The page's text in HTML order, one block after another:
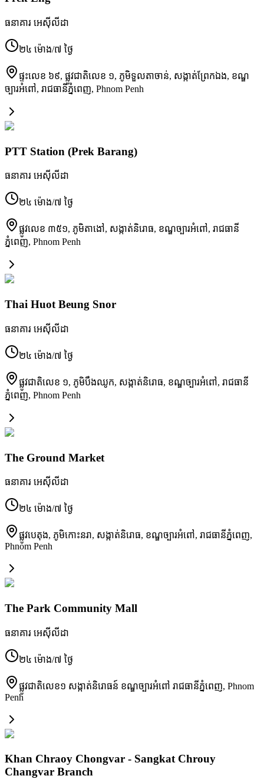
ធនាគារ អេស៊ីលីដា
២៤ ម៉ោង/៧ ថ្ងៃ
ផ្ទះលេខ ៦៩, ផ្លូវជាតិលេខ ១, ភូមិទួលតាចាន់, សង្កាត់ព្រែកឯង, ខណ្ឌ
ច្បារអំពៅ, រាជធានីភ្នំពេញ, Phnom Penh
PTT Station (Prek Barang)
ធនាគារ អេស៊ីលីដា
២៤ ម៉ោង/៧ ថ្ងៃ
ផ្លូវលេខ ៣៥១, ភូមិតាងៅ, សង្កាត់និរោធ, ខណ្ឌច្បារអំពៅ, រាជធានី
ភ្នំពេញ, Phnom Penh
Thai Huot Beung Snor
ធនាគារ អេស៊ីលីដា
២៤ ម៉ោង/៧ ថ្ងៃ
ផ្លូវជាតិលេខ ១, ភូមិបឹងឈូក, សង្កាត់និរោធ, ខណ្ឌច្បារអំពៅ, រាជធានី
ភ្នំពេញ, Phnom Penh
The Ground Market
ធនាគារ អេស៊ីលីដា
២៤ ម៉ោង/៧ ថ្ងៃ
ផ្លូវបេតុង, ភូមិកោះនរា, សង្កាត់និរោធ, ខណ្ឌច្បារអំពៅ, រាជធានីភ្នំពេញ,
Phnom Penh
The Park Community Mall
ធនាគារ អេស៊ីលីដា
២៤ ម៉ោង/៧ ថ្ងៃ
ផ្លូវជាតិលេខ១ សង្កាត់និរោធន៍ ខណ្ឌច្បារអំពៅ រាជធានីភ្នំពេញ, Phnom
Penh
Khan Chraoy Chongvar - Sangkat Chrouy
Changvar Branch